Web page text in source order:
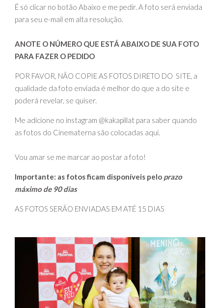
É só clicar no botão Abaixo e me pedir. A foto será enviada
para seu e-mail em alta resolução.
ANOTE O NÚMERO QUE ESTÁ ABAIXO DE SUA FOTO
PARA FAZER O PEDIDO
POR FAVOR, NÃO COPIE AS FOTOS DIRETO DO SITE, a
qualidade da foto enviada é melhor do que a do site e
poderá revelar, se quiser.
Me adicione no instagram @kakapillat para saber quando
as fotos do Cinematerna são colocadas aqui.
Vou amar se me marcar ao postar a foto!
Importante: as fotos ficam disponíveis pelo prazo
máximo de 90 dias
AS FOTOS SERÃO ENVIADAS EM ATÉ 15 DIAS